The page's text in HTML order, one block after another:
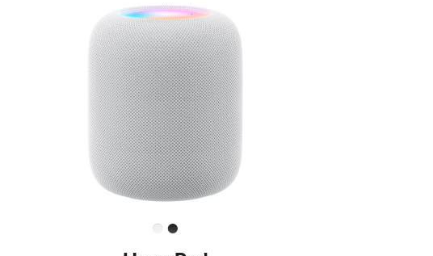
进
一
步
了
解
HomePod<